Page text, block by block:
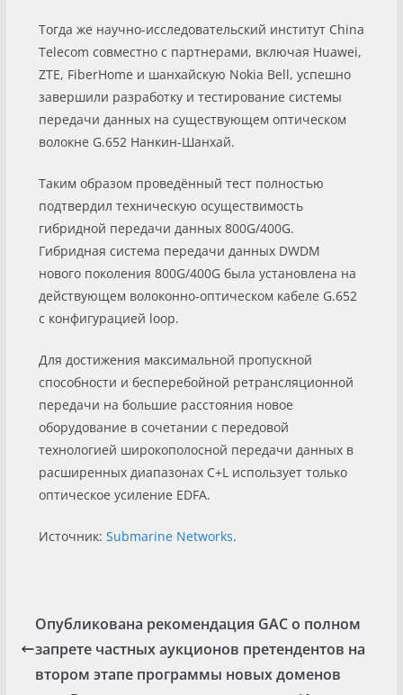
Тогда же научно-исследовательский институт China
Telecom совместно с партнерами, включая Huawei,
ZTE, FiberHome и шанхайскую Nokia Bell, успешно
завершили разработку и тестирование системы
передачи данных на существующем оптическом
волокне G.652 Нанкин-Шанхай.
Таким образом проведённый тест полностью
подтвердил техническую осуществимость
гибридной передачи данных 800G/400G.
Гибридная система передачи данных DWDM
нового поколения 800G/400G была установлена на
действующем волоконно-оптическом кабеле G.652
с конфигурацией loop.
Для достижения максимальной пропускной
способности и бесперебойной ретрансляционной
передачи на большие расстояния новое
оборудование в сочетании с передовой
технологией широкополосной передачи данных в
расширенных диапазонах C+L использует только
оптическое усиление EDFA.
Источник: Submarine Networks.
Опубликована рекомендация GAC о полном
запрете частных аукционов претендентов на
втором этапе программы новых доменов